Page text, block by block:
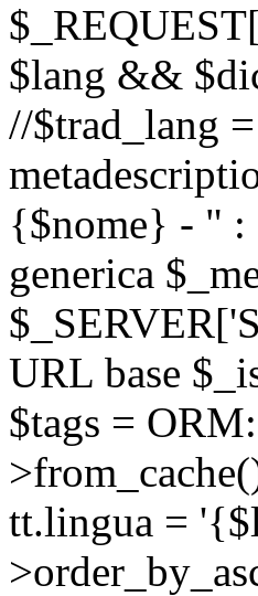
$lang &&
//$trad_lang
{$nome} - " :
generica
URL base
$tags =
tt.lingua =